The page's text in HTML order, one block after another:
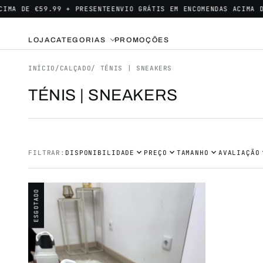
DE €59.99 + PRESENTEENVIO GRÁTIS EM ENCOMENDAS ACIMA
LOJACATEGORIAS PROMOÇÕES
INÍCIO / CALÇADO/ TÉNIS | SNEAKERS
TÉNIS | SNEAKERS
FILTRAR: DISPONIBILIDADE expand_more PREÇO expand_more TAMANHO expand_more AVALIAÇÃO
ESGOTADO